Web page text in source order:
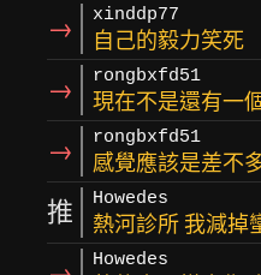
→ xinddp77
自己的毅力笑死
→ rongbxfd51
現在不是還有一
→ rongbxfd51
感覺應該是差不
推 Howedes
熱河診所 我減掉
Howedes